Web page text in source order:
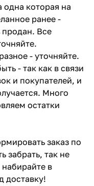
одна которая на
ранее -
продан. Все
- уточняйте.
- так как в связи
и покупателей, и
Много
остатки
заказ по
забрать, так не
в
доставку!